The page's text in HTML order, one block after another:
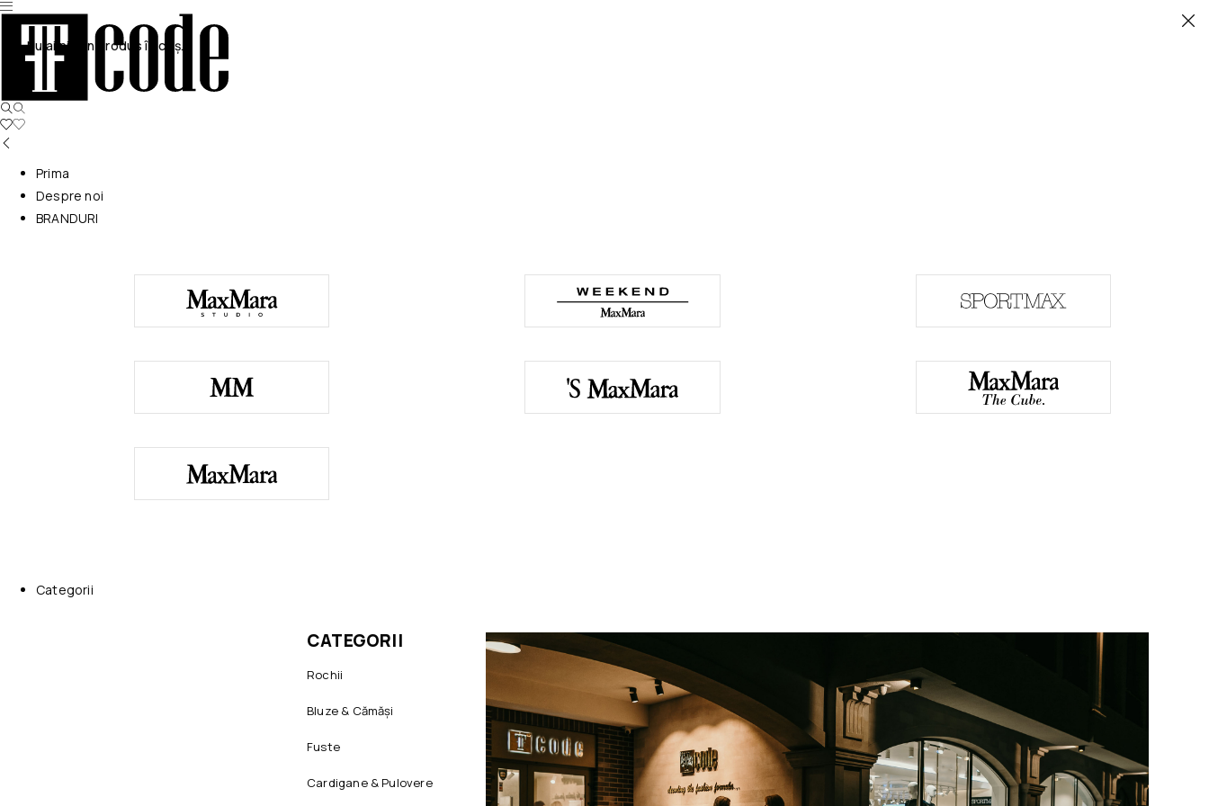
Nu ai niciun produs în coș.
Prima
Despre noi
BRANDURI
Categorii
CATEGORII
Rochii
Bluze & Cămăși
Fuste
Cardigane & Pulovere